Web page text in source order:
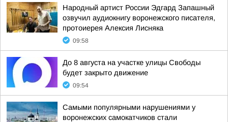
Народный артист России Эдгард Запашный
озвучил аудиокнигу воронежского писателя,
протоиерея Алексия Лисняка
09:58
До 8 августа на участке улицы Свободы
будет закрыто движение
09:54
Самыми популярными нарушениями у
воронежских самокатчиков стали